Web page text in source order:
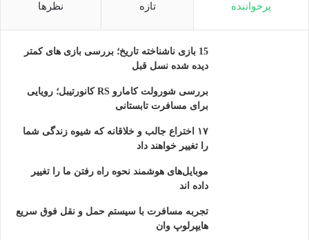
ز طرفی، شایعات از قابلیت بزرگنمایی 3 برابری در ماژول دوربین
دوگانه گلکسی نوت 8 حکایت دارند؛ شرکت Corephotonics فناوری
بزرگنمایی 3 تا 5 برابری را معرفی کرده، و کمپانی LinX که توسط
اپل خریداری شد هم می تواند با بهره گیری از سه یا چهار سنسور
دوربین، کیفیت تصاویر و قابلیت زوم را افزایش دهد.
است و قطعاً در آینده ای نزدیک، موبایل هایی با توانایی ثبت تصاویری
ناوبری در فضای سرپوشیده با VPS
همگی ما از GPS برای مسیریابی و رسیدن به مقصد در فضای باز
استفاده کرده ایم، اما فناوری مشابهی برای محیط های بسته هم
پرخواننده تازه نظرها
15 بازی ناشناخته تاریخ؛ بررسی بازی های کمتر
دیده شده نسل قبل
بررسی شورولت کامارو RS کانورتیبل؛ رویایی
برای مسافرت تابستانی
۱۷ اختراع جالب و خلاقانه که شیوه زندگی شما
را تغییر خواهند داد
موبایل‌های هوشمند نحوه راه رفتن ما را تغییر
داده اند
تجربه مسافرت با سیستم حمل و نقل فوق سریع
هایپرلوپ وان